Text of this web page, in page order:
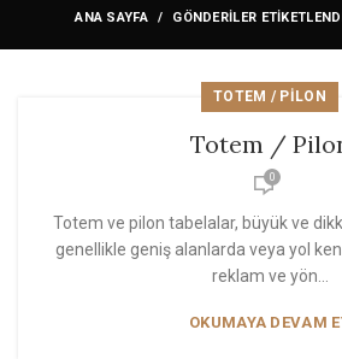
ANA SAYFA GÖNDERILER
TOTEM / PİLON
Totem /
0
Totem ve pilon tabelalar, büyük ve
genellikle geniş alanlarda veya yol
reklam ve yön...
OKUMAYA DEVAM